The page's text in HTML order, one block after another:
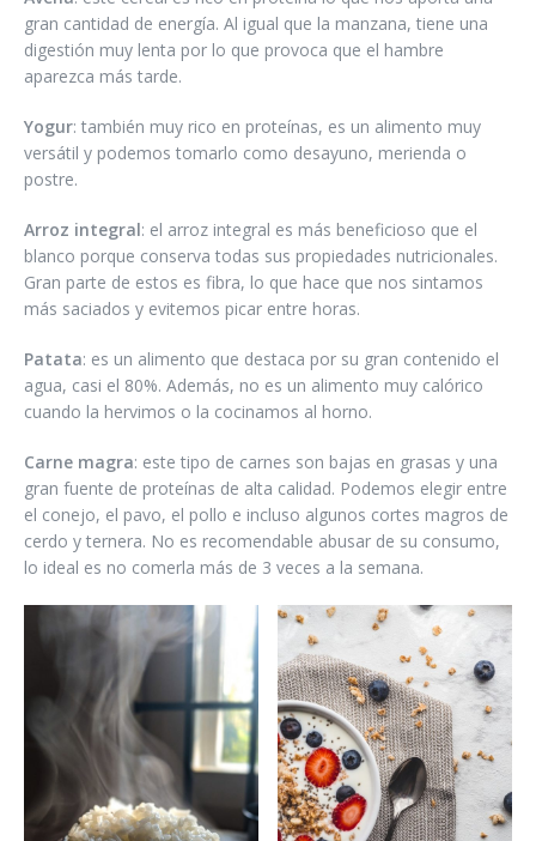
gran cantidad de energía. Al igual que la manzana, tiene una
digestión muy lenta por lo que provoca que el hambre
aparezca más tarde.
Yogur: también muy rico en proteínas, es un alimento muy
versátil y podemos tomarlo como desayuno, merienda o
postre.
Arroz integral: el arroz integral es más beneficioso que el
blanco porque conserva todas sus propiedades nutricionales.
Gran parte de estos es fibra, lo que hace que nos sintamos
más saciados y evitemos picar entre horas.
Patata: es un alimento que destaca por su gran contenido el
agua, casi el 80%. Además, no es un alimento muy calórico
cuando la hervimos o la cocinamos al horno.
Carne magra: este tipo de carnes son bajas en grasas y una
gran fuente de proteínas de alta calidad. Podemos elegir entre
el conejo, el pavo, el pollo e incluso algunos cortes magros de
cerdo y ternera. No es recomendable abusar de su consumo,
lo ideal es no comerla más de 3 veces a la semana.